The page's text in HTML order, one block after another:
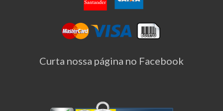
Curta nossa página no Facebook